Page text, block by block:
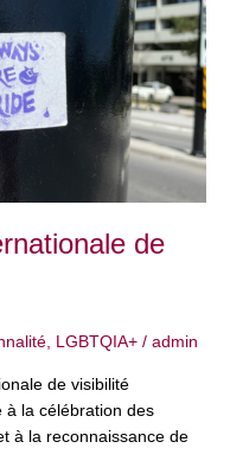
de
LGBTQIA+ / admin
de visibilité
à la célébration des
à la reconnaissance de